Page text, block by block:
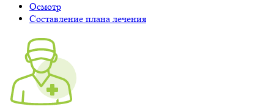
Осмотр
Составление плана лечения